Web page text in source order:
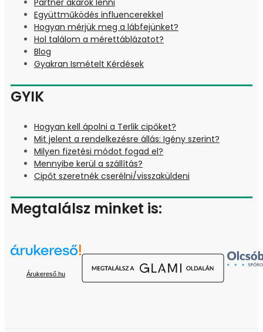
Partner akarok lenni
Együttműködés influencerekkel
Hogyan mérjük meg a lábfejünket?
Hol találom a mérettáblázatot?
Blog
Gyakran Ismételt Kérdések
GYIK
Hogyan kell ápolni a Terlik cipőket?
Mit jelent a rendelkezésre állás: Igény szerint?
Milyen fizetési módot fogad el?
Mennyibe kerül a szállítás?
Cipőt szeretnék cserélni/visszaküldeni
Megtalálsz minket is:
Árukereső.hu